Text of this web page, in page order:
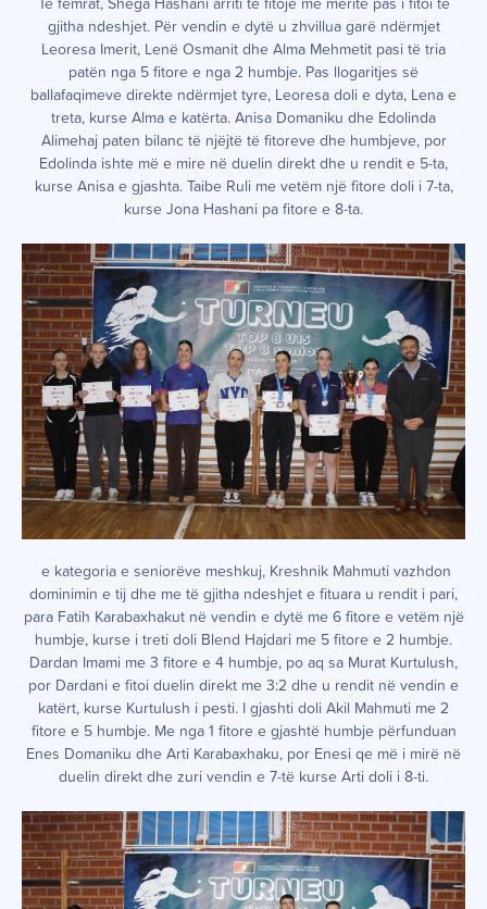
Te femrat, Shega Hashani arriti të fitojë me meritë pas i fitoi të
gjitha ndeshjet. Për vendin e dytë u zhvillua garë ndërmjet
Leoresa Imerit, Lenë Osmanit dhe Alma Mehmetit pasi të tria
patën nga 5 fitore e nga 2 humbje. Pas llogaritjes së
ballafaqimeve direkte ndërmjet tyre, Leoresa doli e dyta, Lena e
treta, kurse Alma e katërta. Anisa Domaniku dhe Edolinda
Alimehaj paten bilanc të njëjtë të fitoreve dhe humbjeve, por
Edolinda ishte më e mire në duelin direkt dhe u rendit e 5-ta,
kurse Anisa e gjashta. Taibe Ruli me vetëm një fitore doli i 7-ta,
kurse Jona Hashani pa fitore e 8-ta.
e kategoria e seniorëve meshkuj, Kreshnik Mahmuti vazhdon
dominimin e tij dhe me të gjitha ndeshjet e fituara u rendit i pari,
para Fatih Karabaxhakut në vendin e dytë me 6 fitore e vetëm një
humbje, kurse i treti doli Blend Hajdari me 5 fitore e 2 humbje.
Dardan Imami me 3 fitore e 4 humbje, po aq sa Murat Kurtulush,
por Dardani e fitoi duelin direkt me 3:2 dhe u rendit në vendin e
katërt, kurse Kurtulush i pesti. I gjashti doli Akil Mahmuti me 2
fitore e 5 humbje. Me nga 1 fitore e gjashtë humbje përfunduan
Enes Domaniku dhe Arti Karabaxhaku, por Enesi qe më i mirë në
duelin direkt dhe zuri vendin e 7-të kurse Arti doli i 8-ti.